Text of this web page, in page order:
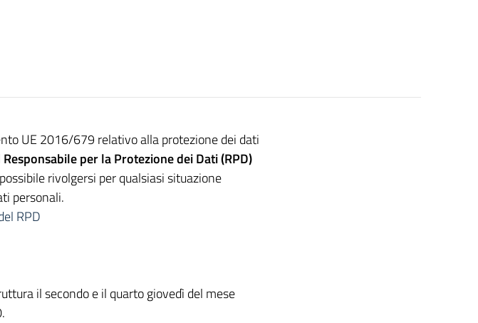
UE 2016/679 relativo alla protezione dei dati
Responsabile per la Protezione dei Dati (RPD)
rivolgersi per qualsiasi situazione
personali.
RPD
il secondo e il quarto giovedì del mese